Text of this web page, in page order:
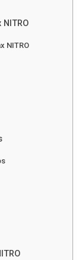
NITRO